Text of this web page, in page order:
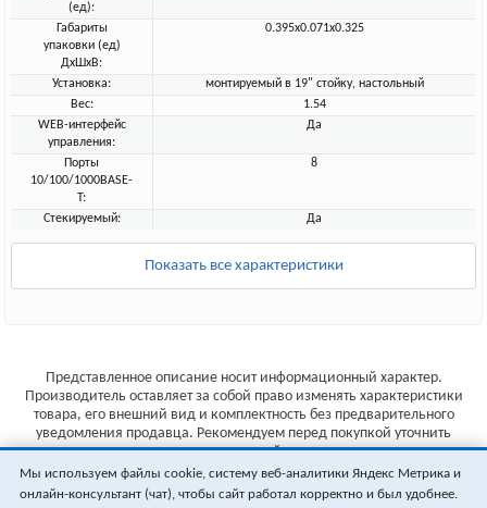
(ед):
Габариты
упаковки (ед)
ДхШхВ:
0.395x0.071x0.325
Установка:
монтируемый в 19" стойку, настольный
Вес:
1.54
WEB-интерфейс
управления:
Да
Порты
10/100/1000BASE-
T:
8
Стекируемый: Да
Показать все характеристики
Представленное описание носит информационный характер.
Производитель оставляет за собой право изменять характеристики
товара, его внешний вид и комплектность без предварительного
уведомления продавца. Рекомендуем перед покупкой уточнить
характеристики товара на сайте производителя.
Указанные цены не являются публичной офертой (ст.435 ГК РФ).
Стоимость и наличие товара уточняйте у менеджера.
Мы используем файлы cookie, систему веб-аналитики Яндекс Метрика и
онлайн-консультант (чат), чтобы сайт работал корректно и был удобнее.